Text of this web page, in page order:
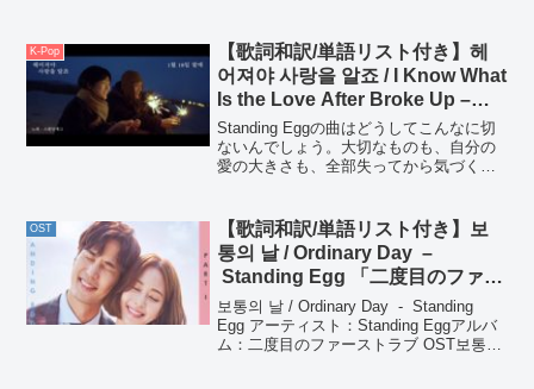
K-Pop
【歌詞和訳/単語リスト付き】헤
어져야 사랑을 알죠 / I Know What
Is the Love After Broke Up –
Standing Egg
Standing Eggの曲はどうしてこんなに切
ないんでしょう。大切なものも、自分の
愛の大きさも、全部失ってから気づくも
OST
【歌詞和訳/単語リスト付き】보
통의 날 / Ordinary Day –
Standing Egg 「二度目のファー
ストラブ」OST Pt. 1
보통의 날 / Ordinary Day - Standing
Egg アーティスト：Standing Eggアルバ
ム：二度目のファーストラブ OST보통의